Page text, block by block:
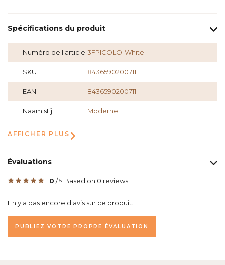
Spécifications du produit
Numéro de l'article 3FPICOLO-White
SKU 8436590200711
EAN 8436590200711
Naam stijl Moderne
AFFICHER PLUS
Évaluations
0 /5 Based on 0 reviews
Il n'y a pas encore d'avis sur ce produit..
PUBLIEZ VOTRE PROPRE ÉVALUATION